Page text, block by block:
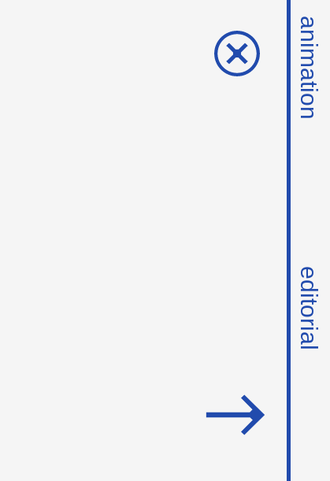
animation
editorial